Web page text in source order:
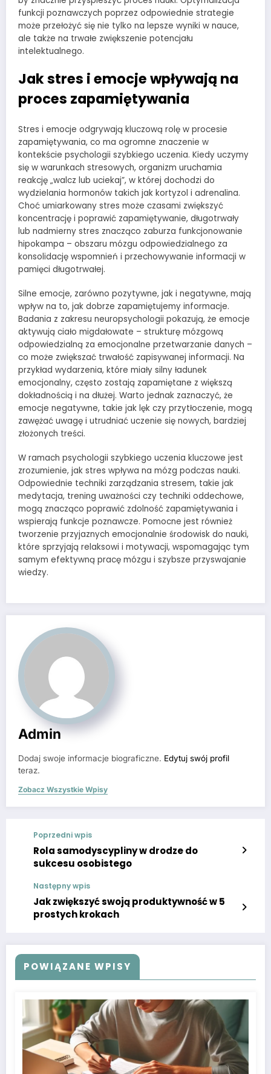
funkcji poznawczych poprzez odpowiednie strategie
może przełożyć się nie tylko na lepsze wyniki w nauce,
ale także na trwałe zwiększenie potencjału
intelektualnego.
Jak stres i emocje wpływają na
proces zapamiętywania
Stres i emocje odgrywają kluczową rolę w procesie
zapamiętywania, co ma ogromne znaczenie w
kontekście psychologii szybkiego uczenia. Kiedy uczymy
się w warunkach stresowych, organizm uruchamia
reakcję „walcz lub uciekaj”, w której dochodzi do
wydzielania hormonów takich jak kortyzol i adrenalina.
Choć umiarkowany stres może czasami zwiększyć
koncentrację i poprawić zapamiętywanie, długotrwały
lub nadmierny stres znacząco zaburza funkcjonowanie
hipokampa – obszaru mózgu odpowiedzialnego za
konsolidację wspomnień i przechowywanie informacji w
pamięci długotrwałej.
Silne emocje, zarówno pozytywne, jak i negatywne, mają
wpływ na to, jak dobrze zapamiętujemy informacje.
Badania z zakresu neuropsychologii pokazują, że emocje
aktywują ciało migdałowate – strukturę mózgową
odpowiedzialną za emocjonalne przetwarzanie danych –
co może zwiększać trwałość zapisywanej informacji. Na
przykład wydarzenia, które miały silny ładunek
emocjonalny, często zostają zapamiętane z większą
dokładnością i na dłużej. Warto jednak zaznaczyć, że
emocje negatywne, takie jak lęk czy przytłoczenie, mogą
zawężać uwagę i utrudniać uczenie się nowych, bardziej
złożonych treści.
W ramach psychologii szybkiego uczenia kluczowe jest
zrozumienie, jak stres wpływa na mózg podczas nauki.
Odpowiednie techniki zarządzania stresem, takie jak
medytacja, trening uważności czy techniki oddechowe,
mogą znacząco poprawić zdolność zapamiętywania i
wspierają funkcje poznawcze. Pomocne jest również
tworzenie przyjaznych emocjonalnie środowisk do nauki,
które sprzyjają relaksowi i motywacji, wspomagając tym
samym efektywną pracę mózgu i szybsze przyswajanie
wiedzy.
Admin
Dodaj swoje informacje biograficzne. Edytuj swój profil
teraz.
Zobacz Wszystkie Wpisy
Poprzedni wpis
Rola samodyscypliny w drodze do
sukcesu osobistego
Następny wpis
Jak zwiększyć swoją produktywność w 5
prostych krokach
POWIĄZANE WPISY